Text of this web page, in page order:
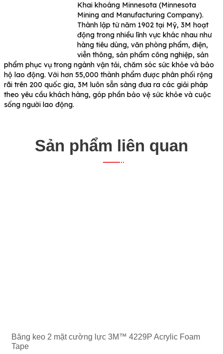
Khai khoáng Minnesota (Minnesota
Mining and Manufacturing Company).
Thành lập từ năm 1902 tại Mỹ, 3M hoạt
động trong nhiều lĩnh vực khác nhau như
hàng tiêu dùng, văn phòng phẩm, điện,
viễn thông, sản phẩm công nghiệp, sản
phẩm phục vụ trong ngành vận tải, chăm sóc sức khỏe và bảo
hộ lao động. Với hơn 55,000 thành phẩm được phân phối rộng
rãi trên 200 quốc gia, 3M luôn sẵn sàng đưa ra các giải pháp
theo yêu cầu khách hàng, góp phần bảo vệ sức khỏe và cuộc
sống người lao động.
Sản phẩm liên quan
Băng keo 2 mặt cường lực 3M™ 4229P Acrylic Foam
Tape